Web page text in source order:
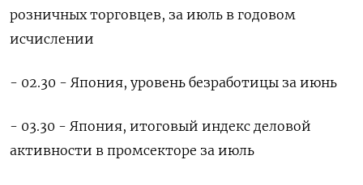
розничных торговцев, за июль в годовом
исчислении
- 02.30 - Япония, уровень безработицы за июнь
- 03.30 - Япония, итоговый индекс деловой
активности в промсекторе за июль